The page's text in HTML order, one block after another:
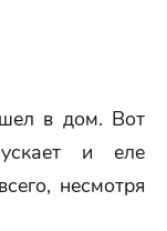
в дом. Вот
и еле
несмотря